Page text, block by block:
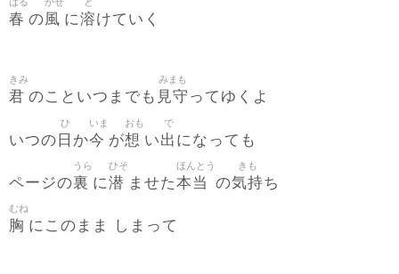
春 の風 に溶けていく
君
きみ
のこといつまでも 見守
みまも
ってゆくよ
いつの 日
ひ
か今
いま
が想
おも
い出
で
になっても
ページの裏
うら
に潜
ひそ
ませた本当
ほんとう
の気持
きも
ち
胸
むね
にこのまま しまって